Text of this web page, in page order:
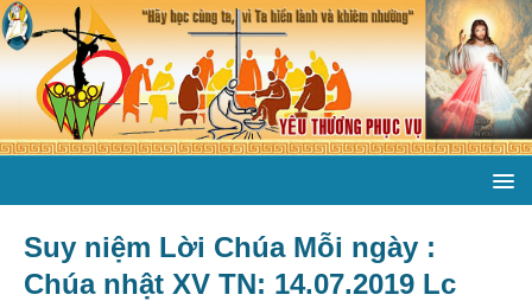
Suy niệm Lời Chúa Mỗi ngày :
Chúa nhật XV TN: 14.07.2019 Lc